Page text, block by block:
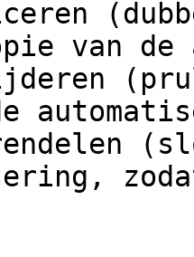
van